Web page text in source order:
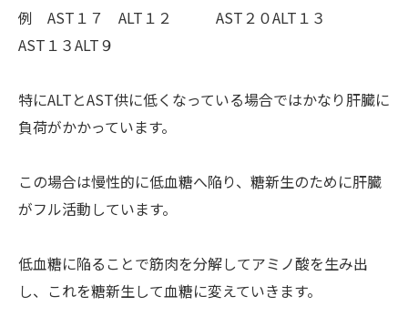
例 AST１７ ALT１２ AST２０ALT１３
AST１３ALT９
特にALTとAST供に低くなっている場合ではかなり肝臓に
負荷がかかっています。
この場合は慢性的に低血糖へ陥り、糖新生のために肝臓
がフル活動しています。
低血糖に陥ることで筋肉を分解してアミノ酸を生み出
し、これを糖新生して血糖に変えていきます。